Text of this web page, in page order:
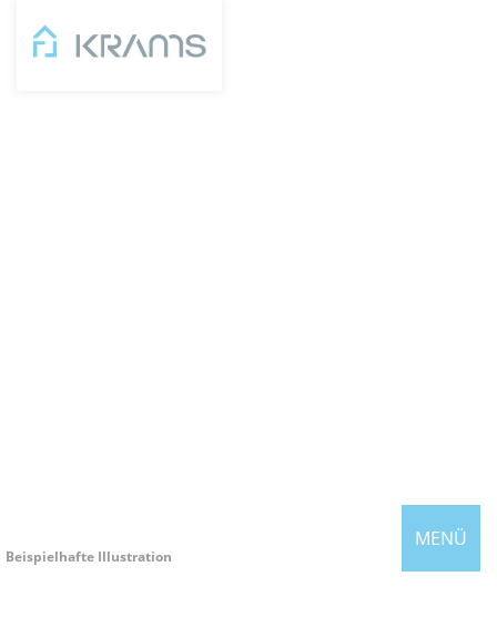
MENÜ
Beispielhafte Illustration